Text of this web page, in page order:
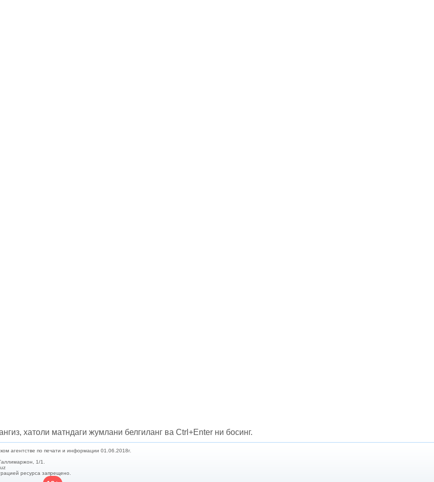
хатоли матндаги жумлани белгиланг ва Ctrl+Enter ни босинг.
агентстве по печати и информации 01.06.2018г.
1/1.
ресурса запрещено.